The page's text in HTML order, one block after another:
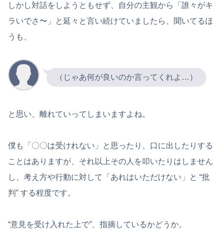
しかし対話をしようともせず、自分の主観から「誰々がキ
ラいでさ〜」と延々と言い続けていましたら、聞いてるほ
うも、
（じゃあ何が良いのか言ってくれよ…）
と思い、離れていってしまいますよね。
僕も「〇〇は受けれない」と思ったり、口に出したりする
ことはありますが、それ以上その人を叩いたりはしません
し、考え方や行動に対して「あれはいただけない」と “批
判” する程度です。
“意見を受け入れた上で”、指摘しているかどうか。